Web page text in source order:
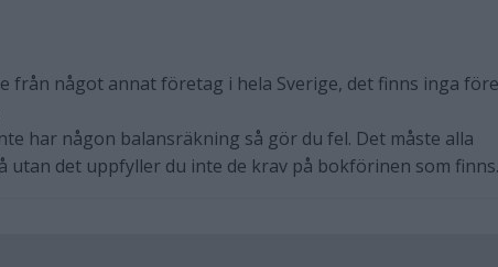
från något annat företag i hela Sverige, det finns inga
har någon balansräkning så gör du fel. Det måste alla
utan det uppfyller du inte de krav på bokförinen som finns.